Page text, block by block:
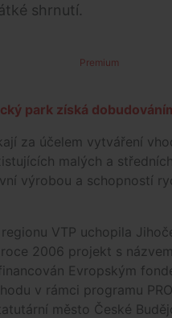
shrnutí.
Premium
park získá
za účelem vytváření
malých a
výrobou a schopností
VTP uchopila
2006 projekt s
Evropským
v rámci programu
město České